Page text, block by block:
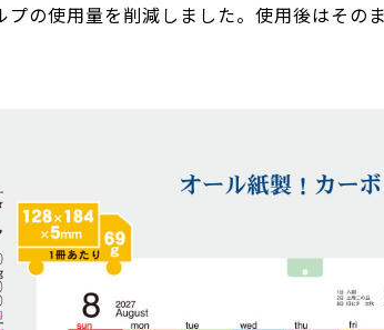
プの使用量を削減しました。使用後はそ